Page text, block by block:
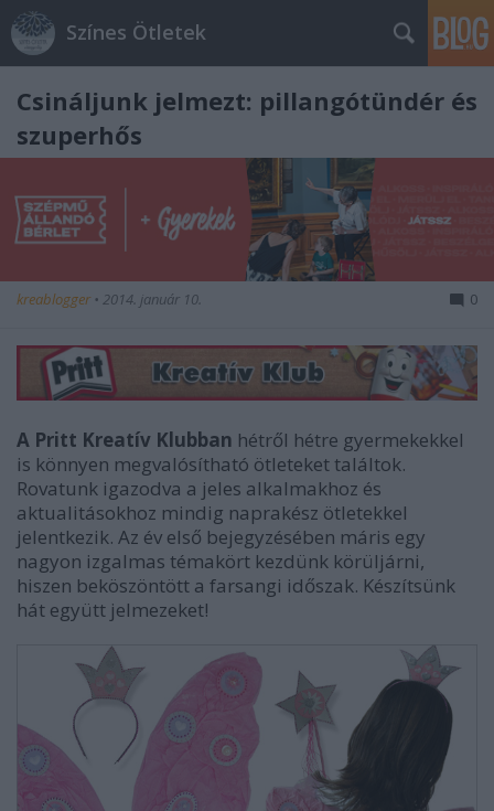
Színes Ötletek
Csináljunk jelmezt: pillangótündér és
szuperhős
kreablogger • 2014. január 10. 0
A Pritt Kreatív Klubban hétről hétre gyermekekkel
is könnyen megvalósítható ötleteket találtok.
Rovatunk igazodva a jeles alkalmakhoz és
aktualitásokhoz mindig naprakész ötletekkel
jelentkezik. Az év első bejegyzésében máris egy
nagyon izgalmas témakört kezdünk körüljárni,
hiszen beköszöntött a farsangi időszak. Készítsünk
hát együtt jelmezeket!